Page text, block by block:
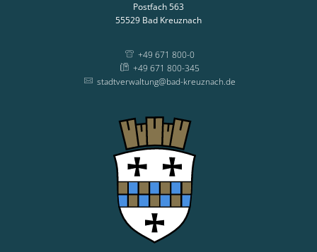
Postfach 563
55529 Bad Kreuznach
+49 671 800-0
+49 671 800-345
stadtverwaltung@bad-kreuznach.de